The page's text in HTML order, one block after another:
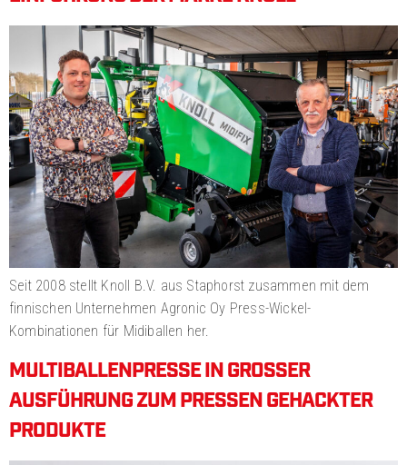
Seit 2008 stellt Knoll B.V. aus Staphorst zusammen mit dem
finnischen Unternehmen Agronic Oy Press-Wickel-
Kombinationen für Midiballen her.
MULTIBALLENPRESSE IN GROSSER
AUSFÜHRUNG ZUM PRESSEN GEHACKTER
PRODUKTE